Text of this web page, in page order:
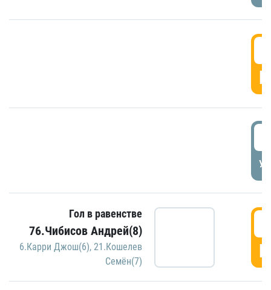
Гол в равенстве
76.Чибисов Андрей(8)
6.Карри Джош(6), 21.Кошелев
Семён(7)